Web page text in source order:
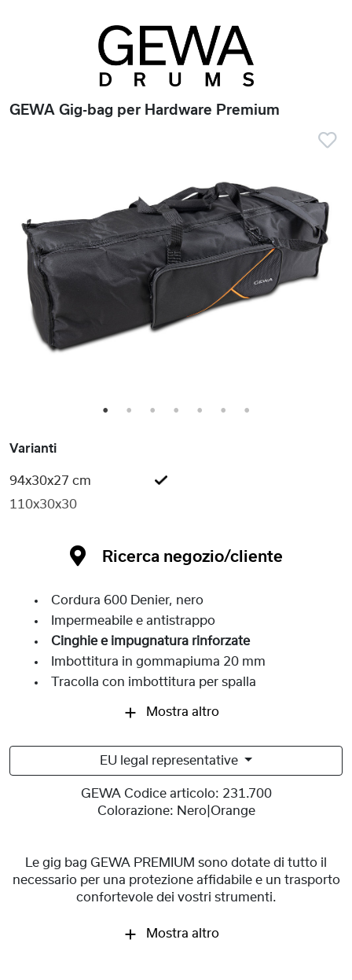
GEWA Gig-bag per Hardware Premium
1 2 3 4 5 6 7
Varianti
94x30x27 cm
110x30x30
Ricerca negozio/cliente
Cordura 600 Denier, nero
Impermeabile e antistrappo
Cinghie e impugnatura rinforzate
Imbottitura in gommapiuma 20 mm
Tracolla con imbottitura per spalla
Mostra altro
EU legal representative
GEWA Codice articolo: 231.700
Colorazione: Nero|Orange
Le gig bag GEWA PREMIUM sono dotate di tutto il
necessario per una protezione affidabile e un trasporto
confortevole dei vostri strumenti.
Mostra altro